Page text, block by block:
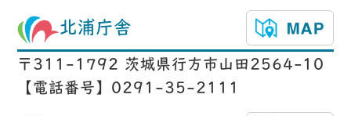
北浦庁舎
〒311-1792 茨城県行方市山田2564-10
【電話番号】0291-35-2111